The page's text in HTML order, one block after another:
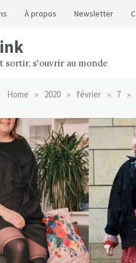
À propos Newsletter
sortir, s'ouvrir au monde
Home » 2020 » février » 7 »